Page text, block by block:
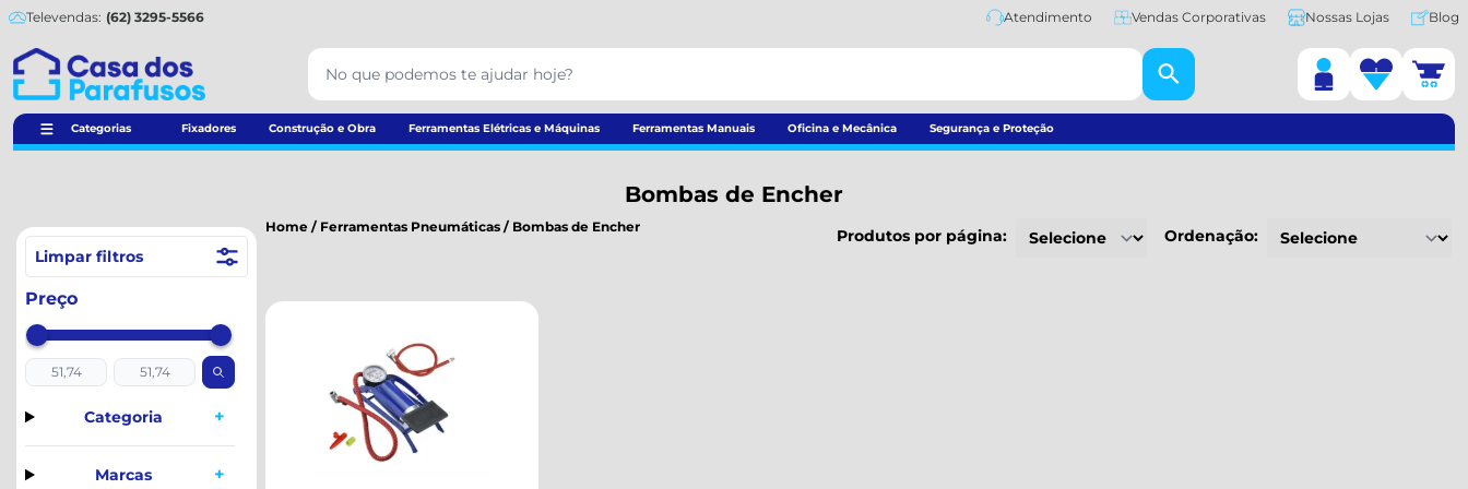
Televendas: (62) 3295-5566 Atendimento Vendas Corporativas Nossas Lojas Blog
Categorias Fixadores Construção e Obra Ferramentas Elétricas e Máquinas Ferramentas Manuais Oficina e Mecânica Segurança e Proteção
Bombas de Encher
Limpar filtros
Preço
Categoria +
Marcas +
Home / Ferramentas Pneumáticas / Bombas de Encher Produtos por página: Ordenação: